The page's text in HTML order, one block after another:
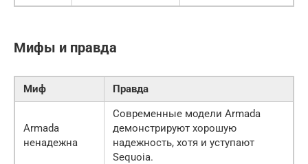
Мифы и правда
Миф Правда
Armada
ненадежна
Современные модели Armada
демонстрируют хорошую
надежность, хотя и уступают
Sequoia.